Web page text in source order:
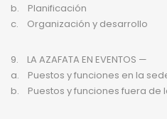
b. Planificación
c. Organización y desarrollo
9. LA AZAFATA EN EVENTOS —
a. Puestos y funciones en la
b. Puestos y funciones fuera de